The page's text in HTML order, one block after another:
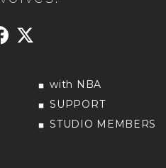
with NBA
SUPPORT
STUDIO MEMBERS